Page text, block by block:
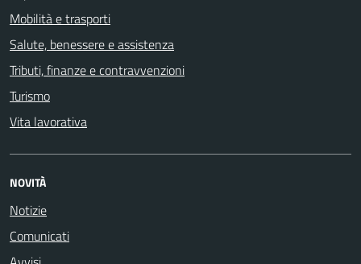
Mobilità e trasporti
Salute, benessere e assistenza
Tributi, finanze e contravvenzioni
Turismo
Vita lavorativa
NOVITÀ
Notizie
Comunicati